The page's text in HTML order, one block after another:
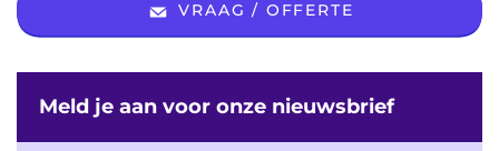
VRAAG / OFFERTE
Meld je aan voor onze nieuwsbrief